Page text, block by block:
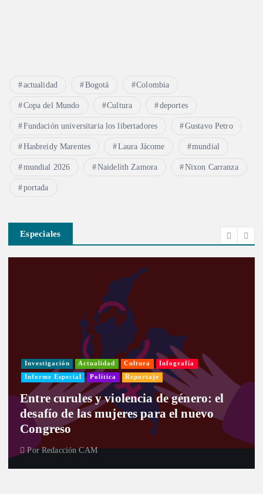
actualidad Bogotá Colombia
Copa del Mundo Cultura deportes
Fundación universitaria los libertadores Gustavo Petro
Hasbreidy Marentes Laura Jácome mundial
mundial 2026 Naidelith Zamora Nixon Carranza
portada
Especiales
Investigación Actualidad Cultura Infografía
Informe Especial Política Reportaje
Entre curules y violencia de género: el
desafío de las mujeres para el nuevo
Congreso
PorRedacción CAM